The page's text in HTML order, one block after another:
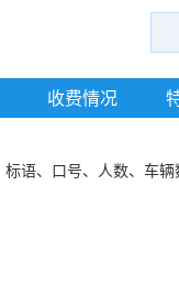
收费情况
语、口号、人数、车